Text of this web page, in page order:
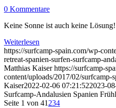
0 Kommentare
Keine Sonne ist auch keine Lösung!
Weiterlesen
https://surfcamp-spain.com/wp-
retreat-spanien-surfen-surfcamp-
Matthias Kaiser https://surfcamp-
content/uploads/2017/02/surfcamp-
Kaiser2022-02-06 07:21:522023-
Surfcamp-Andalusien Spanien
Seite 1 von 41234